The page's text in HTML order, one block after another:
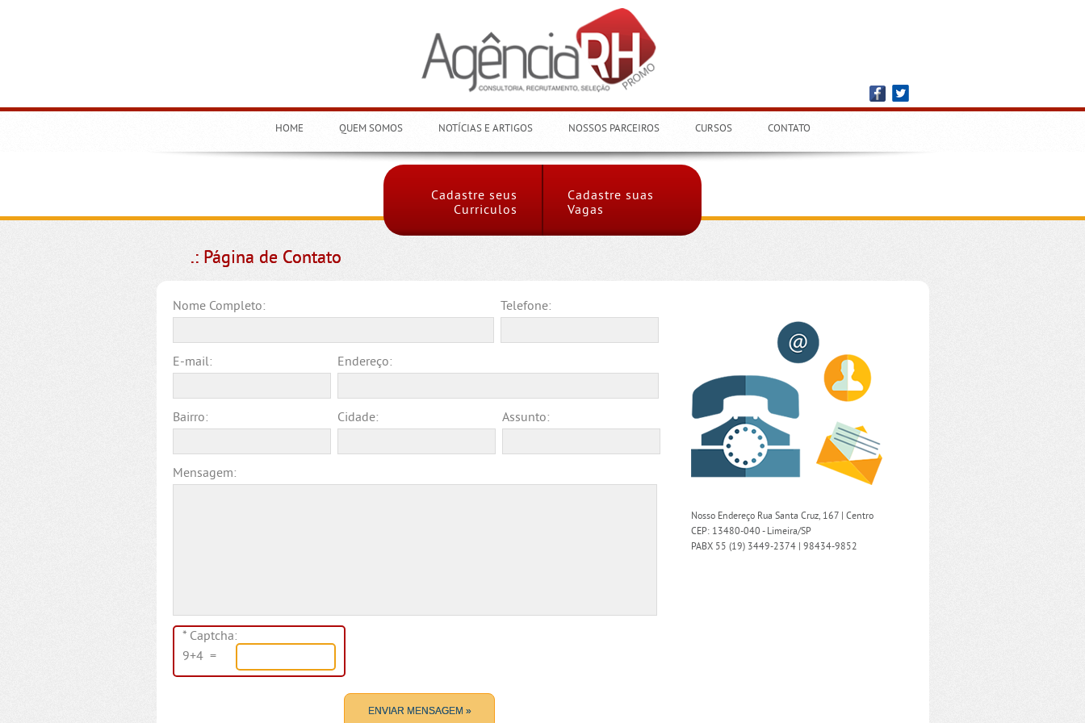
Menu
HOME QUEM SOMOS NOTÍCIAS E ARTIGOS NOSSOS PARCEIROS CURSOS CONTATO
Cadastre seus
Curriculos
Cadastre suas
Vagas
.: Página de Contato
Nome Completo: Telefone:
E-mail: Endereço:
Bairro: Cidade: Assunto:
Mensagem:
* Captcha:
9+4 =
Nosso Endereço Rua Santa Cruz, 167 | Centro
CEP: 13480-040 - Limeira/SP
PABX 55 (19) 3449-2374| 98434-9852